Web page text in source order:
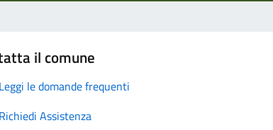
il comune
Leggi le domande frequenti
Richiedi Assistenza